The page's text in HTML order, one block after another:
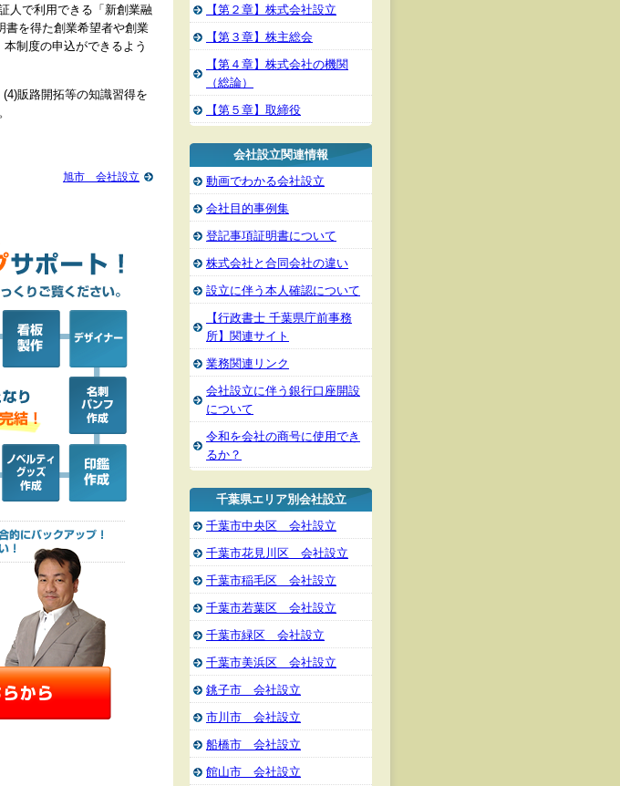
人で利用できる「新創業融
書を得た創業希望者や創業
制度の申込ができるよう
販路開拓等の知識習得を
旭市 会社設立
【第２章】株式会社設立
【第３章】株主総会
【第４章】株式会社の機関
（総論）
【第５章】取締役
会社設立関連情報
動画でわかる会社設立
会社目的事例集
登記事項証明書について
株式会社と合同会社の違い
設立に伴う本人確認について
【行政書士 千葉県庁前事務
所】関連サイト
業務関連リンク
会社設立に伴う銀行口座開設
について
令和を会社の商号に使用でき
るか？
千葉県エリア別会社設立
千葉市中央区 会社設立
千葉市花見川区 会社設立
千葉市稲毛区 会社設立
千葉市若葉区 会社設立
千葉市緑区 会社設立
千葉市美浜区 会社設立
銚子市 会社設立
市川市 会社設立
船橋市 会社設立
館山市 会社設立